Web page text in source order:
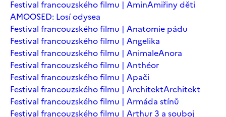
Festival francouzského filmu | AminAmiřiny děti
AMOOSED: Losí odysea
Festival francouzského filmu | Anatomie pádu
Festival francouzského filmu | Angelika
Festival francouzského filmu | AnimaleAnora
Festival francouzského filmu | Anthéor
Festival francouzského filmu | Apači
Festival francouzského filmu | ArchitektArchitekt
Festival francouzského filmu | Armáda stínů
Festival francouzského filmu | Arthur 3 a souboj